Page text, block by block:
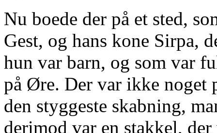
Nu boede der på et sted,
Gest, og hans kone Sirpa,
hun var barn, og som var
på Øre. Der var ikke noget
den styggeste skabning,
derimod var en stakkel,